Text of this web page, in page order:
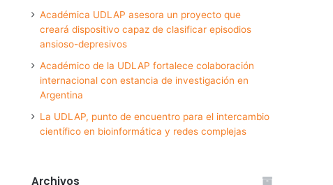
Académica UDLAP asesora un proyecto que
creará dispositivo capaz de clasificar episodios
ansioso-depresivos
Académico de la UDLAP fortalece colaboración
internacional con estancia de investigación en
Argentina
La UDLAP, punto de encuentro para el intercambio
científico en bioinformática y redes complejas
Archivos